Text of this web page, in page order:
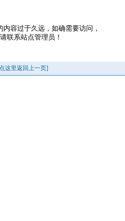
内容过于久远，如确需要访问，
请联系站点管理员！
这里返回上一页]